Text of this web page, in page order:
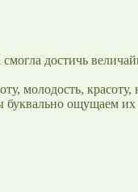
достичь
молодость,
ощущаем их